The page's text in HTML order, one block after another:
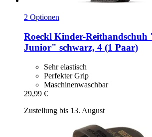
2 Optionen
Roeckl Kinder-​Reithandschuh
Junior" schwarz, 4 (1 Paar)
Sehr elastisch
Perfekter Grip
Maschinenwaschbar
29,99 €
Zustellung bis 13. August